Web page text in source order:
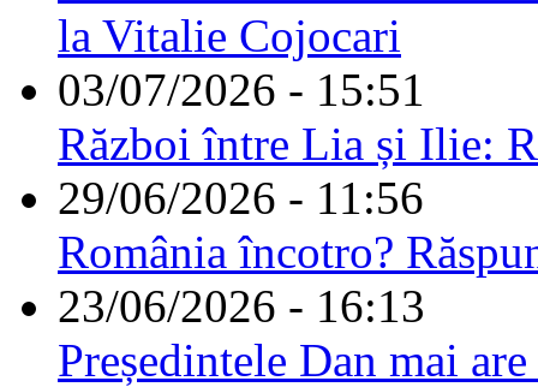
la Vitalie Cojocari
03/07/2026 - 15:51
Război între Lia și Ilie:
29/06/2026 - 11:56
România încotro?
23/06/2026 - 16:13
Președintele Dan mai